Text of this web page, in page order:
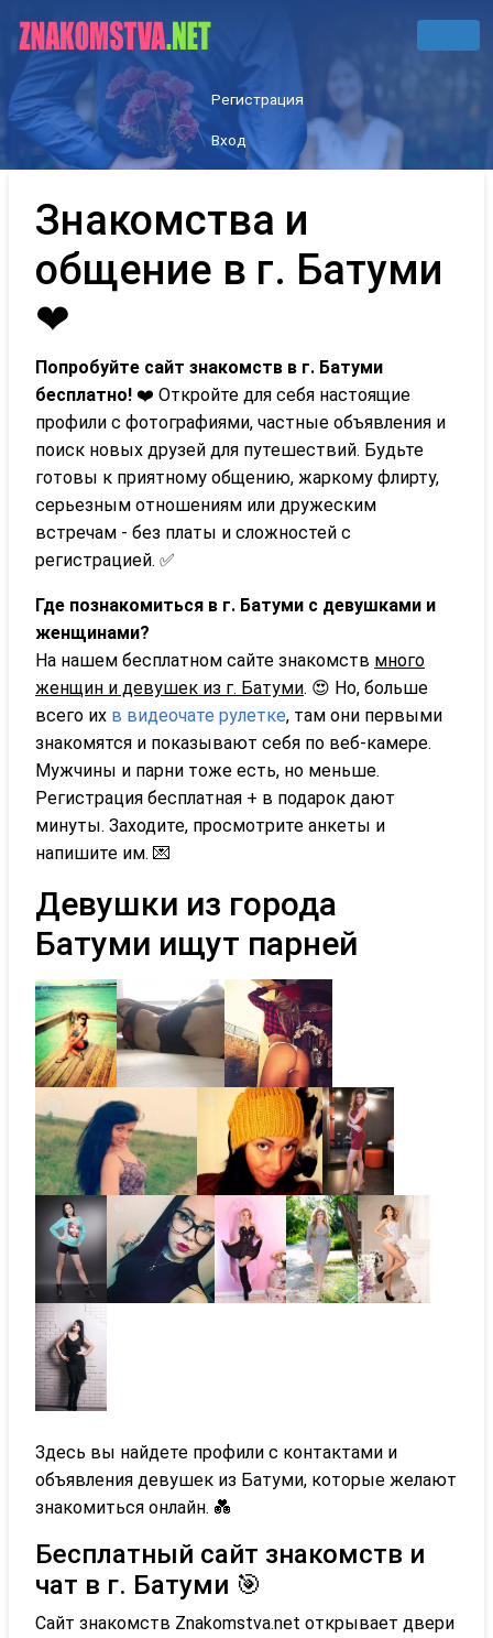
Регистрация
Вход
Знакомства и
общение в г. Батуми
❤
Попробуйте сайт знакомств в г. Батуми
бесплатно! ❤️ Откройте для себя настоящие
профили с фотографиями, частные объявления и
поиск новых друзей для путешествий. Будьте
готовы к приятному общению, жаркому флирту,
серьезным отношениям или дружеским
встречам - без платы и сложностей с
регистрацией. ✅
Где познакомиться в г. Батуми с девушками и
женщинами?
На нашем бесплатном сайте знакомств много
женщин и девушек из г. Батуми. 😍 Но, больше
всего их в видеочате рулетке, там они первыми
знакомятся и показывают себя по веб-камере.
Мужчины и парни тоже есть, но меньше.
Регистрация бесплатная + в подарок дают
минуты. Заходите, просмотрите анкеты и
напишите им. 💌
Девушки из города
Батуми ищут парней
Здесь вы найдете профили с контактами и
объявления девушек из Батуми, которые желают
знакомиться онлайн. 💑
Бесплатный сайт знакомств и
чат в г. Батуми 🎯
Сайт знакомств Znakomstva.net открывает двери